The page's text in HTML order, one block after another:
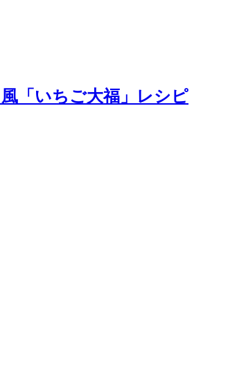
「いちご大福」レシピ